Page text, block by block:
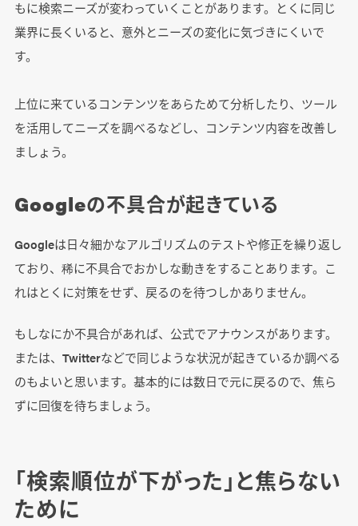
もに検索ニーズが変わっていくことがあります。とくに同じ
業界に長くいると、意外とニーズの変化に気づきにくいで
す。
上位に来ているコンテンツをあらためて分析したり、ツール
を活用してニーズを調べるなどし、コンテンツ内容を改善し
ましょう。
Googleの不具合が起きている
Googleは日々細かなアルゴリズムのテストや修正を繰り返し
ており、稀に不具合でおかしな動きをすることあります。こ
れはとくに対策をせず、戻るのを待つしかありません。
もしなにか不具合があれば、公式でアナウンスがあります。
または、Twitterなどで同じような状況が起きているか調べる
のもよいと思います。基本的には数日で元に戻るので、焦ら
ずに回復を待ちましょう。
「検索順位が下がった」と焦らない
ために